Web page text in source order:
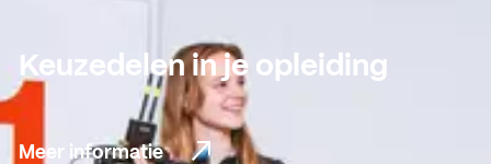
Keuzedelen in je opleiding
Meer informatie